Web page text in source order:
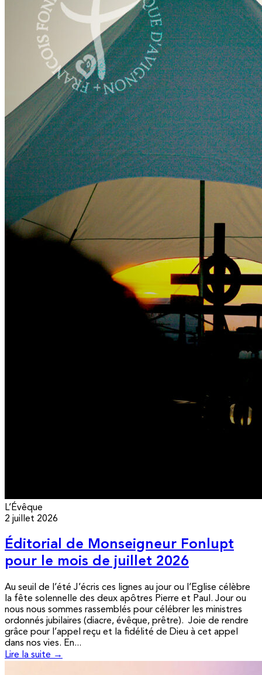
L’Évêque
2 juillet 2026
Éditorial de Monseigneur Fonlupt
pour le mois de juillet 2026
Au seuil de l’été J’écris ces lignes au jour ou l’Eglise célèbre
la fête solennelle des deux apôtres Pierre et Paul. Jour ou
nous nous sommes rassemblés pour célébrer les ministres
ordonnés jubilaires (diacre, évêque, prêtre). Joie de rendre
grâce pour l’appel reçu et la fidélité de Dieu à cet appel
dans nos vies. En...
Lire la suite →